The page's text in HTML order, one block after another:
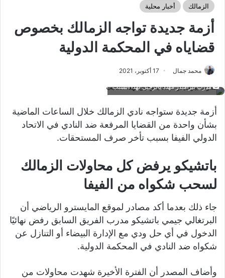
الزمالك أخبار محلية
أزمة جديدة تواجه الزمالك بخصوص
قضاياه في المحكمة الدولية
محمد جمال 17 أكتوبر، 2021
مدرب بيراميدز مهدد بالرحيل لهذا السبب
أزمة جديدة ستواجه نادي الزمالك خلال الساعات الماضية
بشأن واحدة من القضايا المرفعة ضد النادي في الاتحاد
الدولي الفيفا بسبب تأخر صرف المستحقات.
باتشيكو يرفض كل محاولات الزمالك
لسحب شكواه من الفيفا
جاء ذلك بعدما أكد مصادر لموقع المايسترو الرياضي أن
البرتغالي جيمي باتشيكو مدرب الفريق السابق رفض نهائيًا
الدخول في أي حل ودي مع الإدارة البيضاء أو التنازل عن
شكواه ضد النادي في المحكمة الدولية.
وأضاف المصدر أن الفترة الأخيرة شهدت محاولات من